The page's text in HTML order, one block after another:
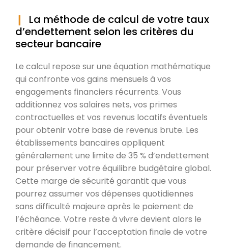
La méthode de calcul de votre taux
d’endettement selon les critères du
secteur bancaire
Le calcul repose sur une équation mathématique
qui confronte vos gains mensuels à vos
engagements financiers récurrents. Vous
additionnez vos salaires nets, vos primes
contractuelles et vos revenus locatifs éventuels
pour obtenir votre base de revenus brute. Les
établissements bancaires appliquent
généralement une limite de 35 % d’endettement
pour préserver votre équilibre budgétaire global.
Cette marge de sécurité garantit que vous
pourrez assumer vos dépenses quotidiennes
sans difficulté majeure après le paiement de
l’échéance. Votre reste à vivre devient alors le
critère décisif pour l’acceptation finale de votre
demande de financement.